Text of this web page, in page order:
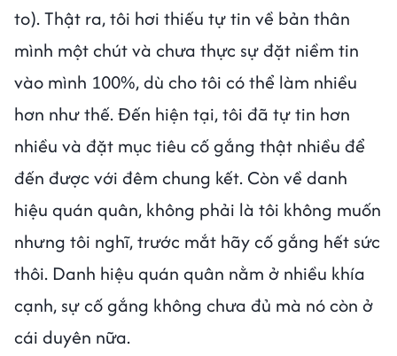
to). Thật ra, tôi hơi thiếu tự tin về bản thân
mình một chút và chưa thực sự đặt niềm tin
vào mình 100%, dù cho tôi có thể làm nhiều
hơn như thế. Đến hiện tại, tôi đã tự tin hơn
nhiều và đặt mục tiêu cố gắng thật nhiều để
đến được với đêm chung kết. Còn về danh
hiệu quán quân, không phải là tôi không muốn
nhưng tôi nghĩ, trước mắt hãy cố gắng hết sức
thôi. Danh hiệu quán quân nằm ở nhiều khía
cạnh, sự cố gắng không chưa đủ mà nó còn ở
cái duyên nữa.